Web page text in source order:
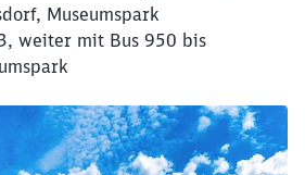
Museumspark
weiter mit Bus 950 bis